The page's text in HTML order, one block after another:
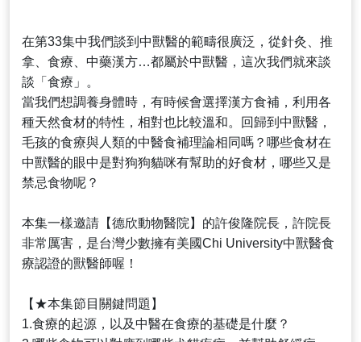
在第33集中我們談到中獸醫的範疇很廣泛，從針灸、推
拿、食療、中藥漢方…都屬於中獸醫，這次我們就來談
談「食療」。
當我們想調養身體時，有時候會選擇漢方食補，利用各
種天然食材的特性，相對也比較溫和。回歸到中獸醫，
毛孩的食療與人類的中醫食補理論相同嗎？哪些食材在
中獸醫的眼中是對狗狗貓咪有幫助的好食材，哪些又是
禁忌食物呢？
本集一樣邀請【德欣動物醫院】的許俊隆院長，許院長
非常厲害，是台灣少數擁有美國Chi University中獸醫食
療認證的獸醫師喔！
【★本集節目關鍵問題】
1.食療的起源，以及中醫在食療的基礎是什麼？